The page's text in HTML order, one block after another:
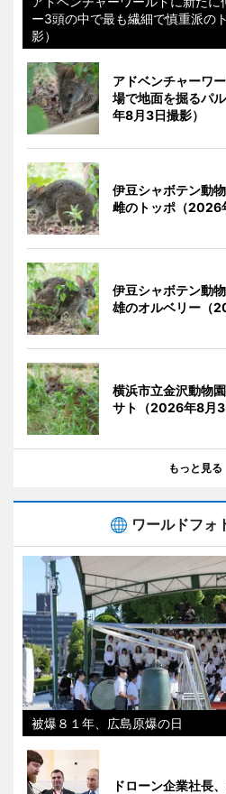
ー3頭の中で最も繊細で慎重派の
影）
アドベンチャーワ
場で地面を掘るパ
年8月3日撮影）
伊豆シャボテン動
雌のトッポ（2026
伊豆シャボテン動
雄のオルベリー（
横浜市立金沢動物
サト（2026年8月3
もっと見る
ワールドフォ
被爆８１年、広島原爆の日
ドローン企業社長